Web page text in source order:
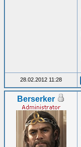
28.02.2012 11:28
Berserker